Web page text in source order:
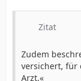
Zitat
Zudem
versichert, für
Arzt.«